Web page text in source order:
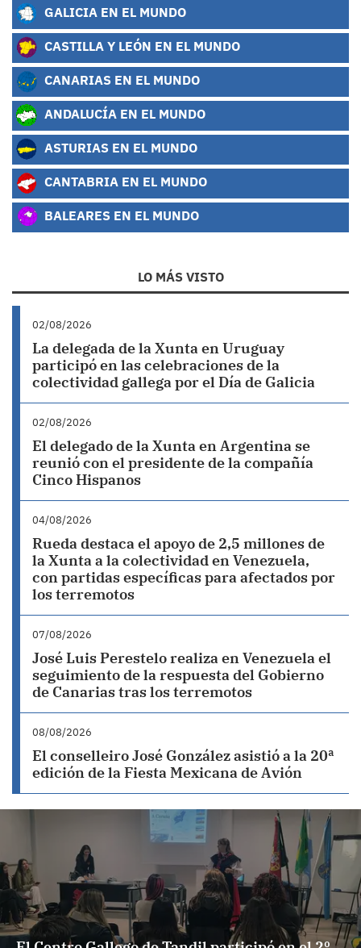
GALICIA EN EL MUNDO
CASTILLA Y LEÓN EN EL MUNDO
CANARIAS EN EL MUNDO
ANDALUCÍA EN EL MUNDO
ASTURIAS EN EL MUNDO
CANTABRIA EN EL MUNDO
BALEARES EN EL MUNDO
LO MÁS VISTO
02/08/2026
La delegada de la Xunta en Uruguay
participó en las celebraciones de la
colectividad gallega por el Día de Galicia
02/08/2026
El delegado de la Xunta en Argentina se
reunió con el presidente de la compañía
Cinco Hispanos
04/08/2026
Rueda destaca el apoyo de 2,5 millones de
la Xunta a la colectividad en Venezuela,
con partidas específicas para afectados por
los terremotos
07/08/2026
José Luis Perestelo realiza en Venezuela el
seguimiento de la respuesta del Gobierno
de Canarias tras los terremotos
08/08/2026
El conselleiro José González asistió a la 20ª
edición de la Fiesta Mexicana de Avión